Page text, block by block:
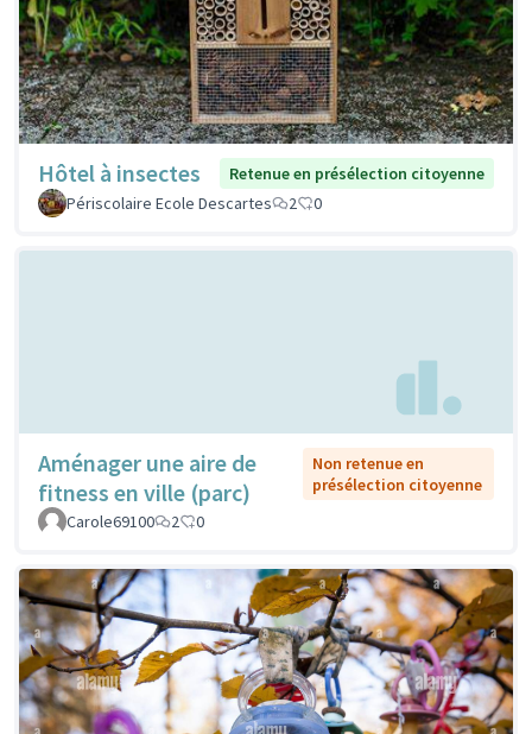
Hôtel à insectes
Retenue en présélection citoyenne
Périscolaire Ecole Descartes
2 0
Aménager une aire de
fitness en ville (parc)
Non retenue en
présélection citoyenne
Carole69100
2 0